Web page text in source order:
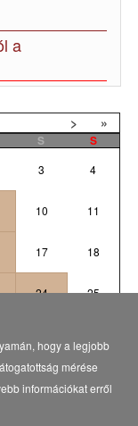
a
> »
S
S
3 4
10 11
17 18
24 25
hogy a legjobb
mérése
információkat erről